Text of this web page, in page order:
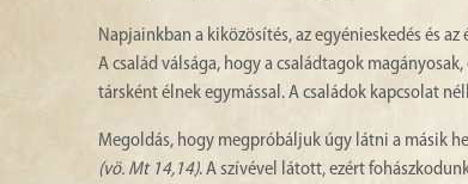
Napjainkban a kiközösítés, az egyénieskedés és
A család válsága, hogy a családtagok
társként élnek egymással. A családok kapcsolat
Megoldás, hogy megpróbáljuk úgy látni a másik
(vö. Mt 14,14). A szívével látott, ezért